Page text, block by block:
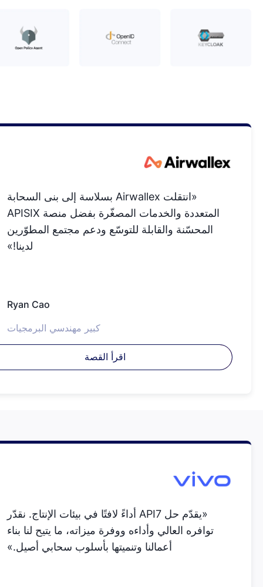
«انتقلت Airwallex بسلاسة إلى بنى السحابة
المتعددة والخدمات المصغّرة بفضل منصة APISIX
المحسّنة والقابلة للتوسّع ودعم مجتمع المطوّرين
Ryan Cao
كبير مهندسي البرمجيات
«يقدّم حل API7 أداءً لافتًا في بيئات الإنتاج. نقدّر
توافره العالي وأداءه ووفرة ميزاته، ما يتيح لنا بناء
أعمالنا وتنميتها بأسلوب سحابي أصيل.»